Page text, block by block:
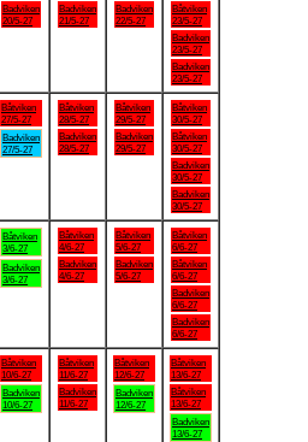
Badviken
20/5-27
Badviken
21/5-27
Badviken
22/5-27
Båtviken
23/5-27
Badviken
23/5-27
Badviken
23/5-27
Båtviken
27/5-27
Badviken
27/5-27
Båtviken
28/5-27
Badviken
28/5-27
Båtviken
29/5-27
Badviken
29/5-27
Båtviken
30/5-27
Båtviken
30/5-27
Badviken
30/5-27
Badviken
30/5-27
Båtviken
3/6-27
Badviken
3/6-27
Båtviken
4/6-27
Badviken
4/6-27
Båtviken
5/6-27
Badviken
5/6-27
Båtviken
6/6-27
Båtviken
6/6-27
Badviken
6/6-27
Badviken
6/6-27
Båtviken
10/6-27
Badviken
10/6-27
Båtviken
11/6-27
Badviken
11/6-27
Båtviken
12/6-27
Badviken
12/6-27
Båtviken
13/6-27
Båtviken
13/6-27
Badviken
13/6-27